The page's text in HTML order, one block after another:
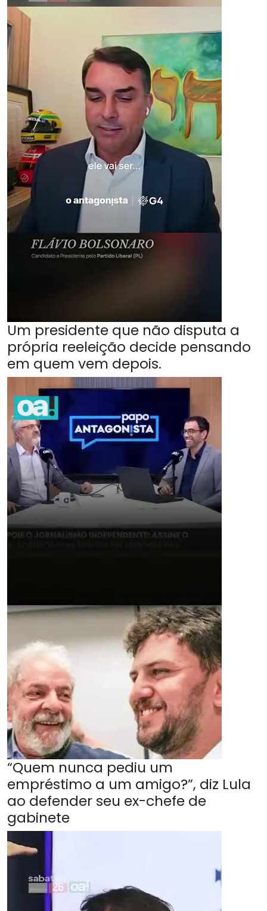
Um presidente que não disputa a
própria reeleição decide pensando
em quem vem depois.
“Quem nunca pediu um
empréstimo a um amigo?”, diz Lula
ao defender seu ex-chefe de
gabinete